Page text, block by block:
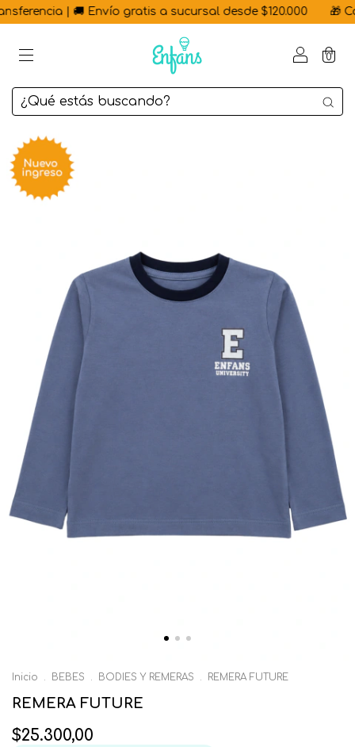
| 🚚 Envío gratis a sucursal desde $120.000 🎁
0
Inicio . BEBES . BODIES Y REMERAS . REMERA FUTURE
REMERA FUTURE
$25.300,00